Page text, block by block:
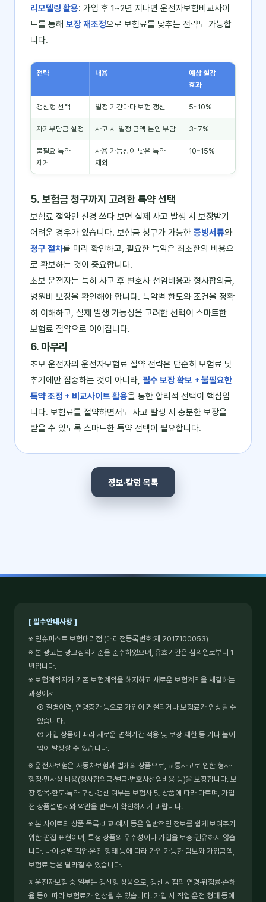
리모델링 활용: 가입 후 1~2년 지나면 운전자보험비교사이
트를 통해 보장 재조정으로 보험료를 낮추는 전략도 가능합
니다.
전략 내용
예상 절감
효과
갱신형 선택 일정 기간마다 보험 갱신 5~10%
자기부담금 설정 사고 시 일정 금액 본인 부담 3~7%
불필요 특약
제거
사용 가능성이 낮은 특약
제외
10~15%
5. 보험금 청구까지 고려한 특약 선택
보험료 절약만 신경 쓰다 보면 실제 사고 발생 시 보장받기
어려운 경우가 있습니다. 보험금 청구가 가능한 증빙서류와
청구 절차를 미리 확인하고, 필요한 특약은 최소한의 비용으
로 확보하는 것이 중요합니다.
초보 운전자는 특히 사고 후 변호사 선임비용과 형사합의금,
병원비 보장을 확인해야 합니다. 특약별 한도와 조건을 정확
히 이해하고, 실제 발생 가능성을 고려한 선택이 스마트한
보험료 절약으로 이어집니다.
6. 마무리
초보 운전자의 운전자보험료 절약 전략은 단순히 보험료 낮
추기에만 집중하는 것이 아니라, 필수 보장 확보 + 불필요한
특약 조정 + 비교사이트 활용을 통한 합리적 선택이 핵심입
니다. 보험료를 절약하면서도 사고 발생 시 충분한 보장을
받을 수 있도록 스마트한 특약 선택이 필요합니다.
정보·칼럼 목록
[ 필수안내사항 ]
※ 인슈퍼스트 보험대리점 (대리점등록번호:제 2017100053)
※ 본 광고는 광고심의기준을 준수하였으며, 유효기간은 심의일로부터 1
년입니다.
※ 보험계약자가 기존 보험계약을 해지하고 새로운 보험계약을 체결하는
과정에서
① 질병이력, 연령증가 등으로 가입이 거절되거나 보험료가 인상될 수
있습니다.
② 가입 상품에 따라 새로운 면책기간 적용 및 보장 제한 등 기타 불이
익이 발생할 수 있습니다.
※ 운전자보험은 자동차보험과 별개의 상품으로, 교통사고로 인한 형사·
행정·민사상 비용(형사합의금·벌금·변호사선임비용 등)을 보장합니다. 보
장 항목·한도·특약 구성·갱신 여부는 보험사 및 상품에 따라 다르며, 가입
전 상품설명서와 약관을 반드시 확인하시기 바랍니다.
※ 본 사이트의 상품 목록·비교·예시 등은 일반적인 정보를 쉽게 보여주기
위한 편집 표현이며, 특정 상품의 우수성이나 가입을 보증·권유하지 않습
니다. 나이·성별·직업·운전 형태 등에 따라 가입 가능한 담보와 가입금액,
보험료 등은 달라질 수 있습니다.
※ 운전자보험 중 일부는 갱신형 상품으로, 갱신 시점의 연령·위험률·손해
율 등에 따라 보험료가 인상될 수 있습니다. 가입 시 직업·운전 형태 등에